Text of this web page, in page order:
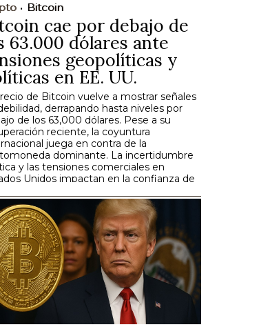
Bitcoin
cae por debajo de
63.000 dólares ante
geopolíticas y
en EE. UU.
de Bitcoin vuelve a mostrar señales
derrapando hasta niveles por
de los 63,000 dólares. Pese a su
reciente, la coyuntura
juega en contra de la
dominante. La incertidumbre
y las tensiones comerciales en
Unidos impactan en la confianza de